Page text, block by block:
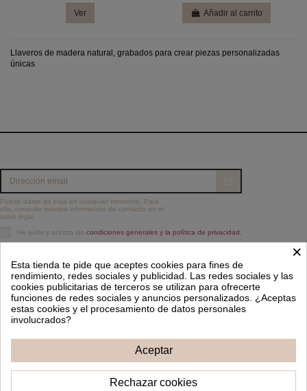
Ver Añadir al carrito
Llaveros de madera natural, grabados para crear piezas personalizadas
únicas
Puede darse de baja en cualquier momento. Para
ello, consulte nuestra información de contacto en el
aviso legal.
He leído y acepto las condiciones generales y la política de privacidad.
Contacto
Síguenos
×
Esta tienda te pide que aceptes cookies para fines de
rendimiento, redes sociales y publicidad. Las redes sociales y las
cookies publicitarias de terceros se utilizan para ofrecerte
funciones de redes sociales y anuncios personalizados. ¿Aceptas
estas cookies y el procesamiento de datos personales
involucrados?
Aceptar
Rechazar cookies